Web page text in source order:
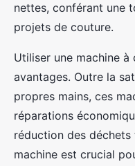
nettes, conférant une
projets de couture.
Utiliser une machine
avantages. Outre la
propres mains, ces
réparations
réduction des
machine est crucial